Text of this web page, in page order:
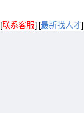
[联系客服] [最新找人才]